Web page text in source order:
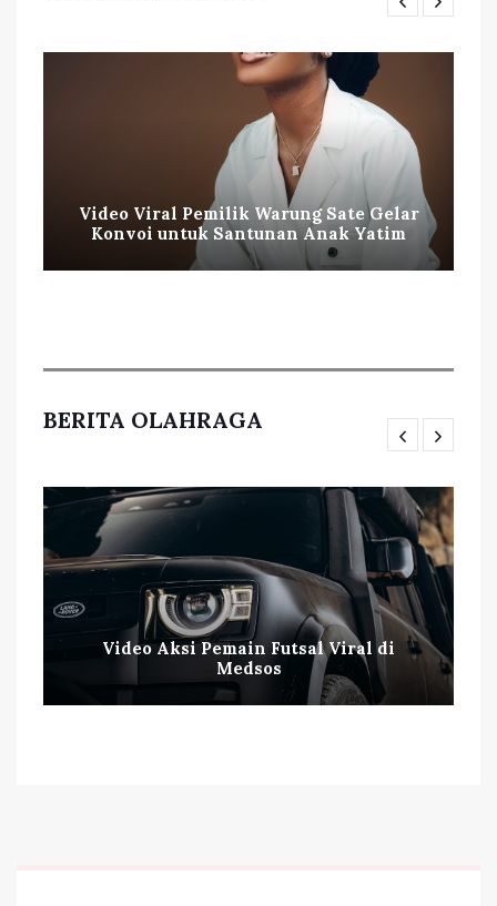
Video Viral Pemilik Warung Sate Gelar
Konvoi untuk Santunan Anak Yatim
BERITA OLAHRAGA
Video Aksi Pemain Futsal Viral di
Medsos